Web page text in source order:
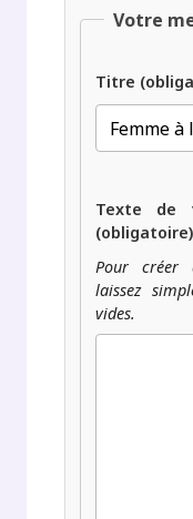
Votre
Titre
Texte de
(obligatoire)
Pour créer
laissez
vides.